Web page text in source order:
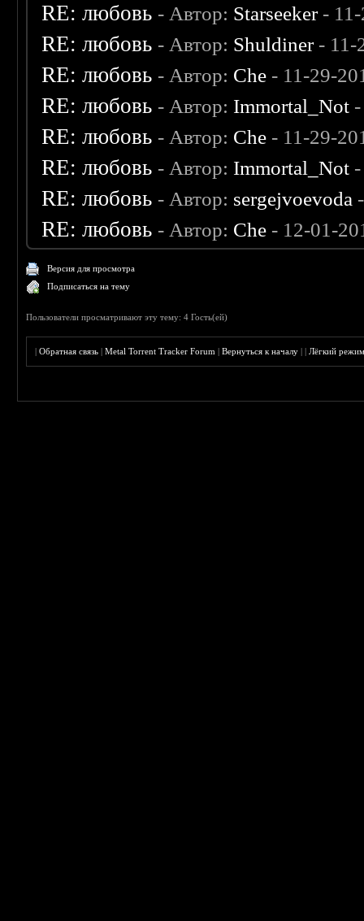
RE: любовь - Автор: Starseeker- 11-
RE: любовь - Автор: Shuldiner- 11-
RE: любовь - Автор: Che - 11-29-
RE: любовь - Автор: Immortal_Not
RE: любовь - Автор: Che - 11-29-
RE: любовь - Автор: Immortal_Not
RE: любовь - Автор: sergejvoevoda
RE: любовь - Автор: Che - 12-01-
Версия для просмотра
Подписаться на тему
Пользователи просматривают эту тему: 4 Гость(ей)
|Обратная связь |Metal Torrent Tracker Forum |Вернуться к началу ||Лёгкий